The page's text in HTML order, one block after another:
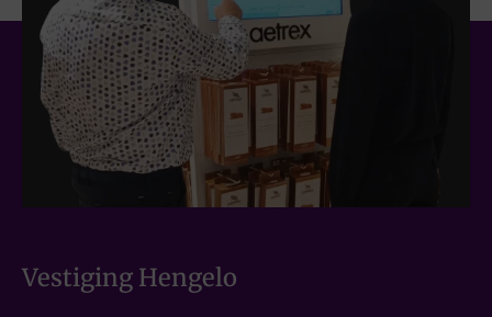
Vestiging Hengelo